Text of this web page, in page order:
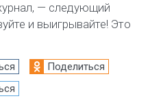
— следующий
и выигрывайте! Это
Поделиться